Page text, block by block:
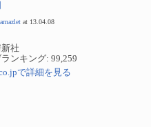
amazlet at 13.04.08
社
ンキング: 99,259
で詳細を見る